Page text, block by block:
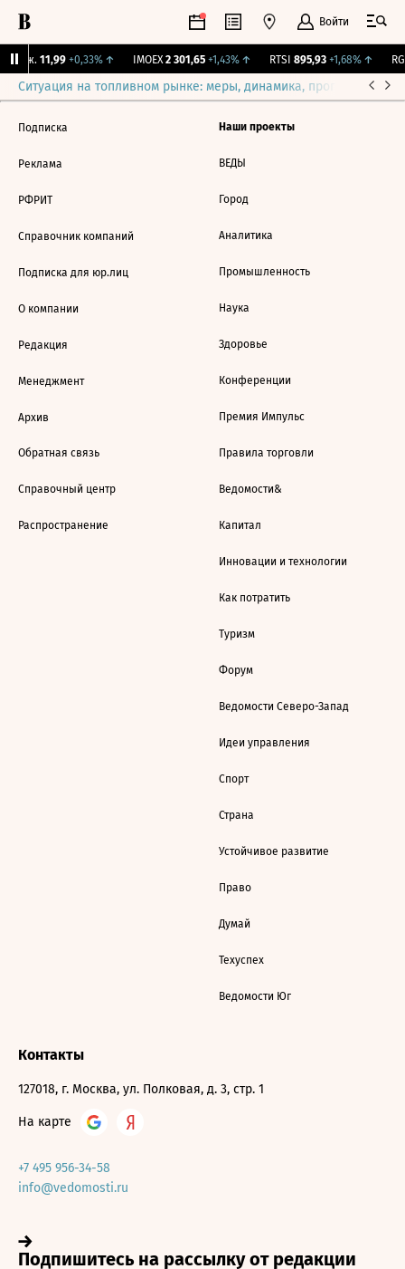
Войти
Бирж. 11,99 +0,33%↑ IMOEX 2 301,65 +1,43%↑ RTSI 895,93 +1,68%↑
Ситуация на топливном рынке: меры, динамика, прогнозы
Подписка
Реклама
РФРИТ
Справочник компаний
Подписка для юр.лиц
О компании
Редакция
Менеджмент
Архив
Обратная связь
Справочный центр
Распространение
Наши проекты
ВЕДЫ
Город
Аналитика
Промышленность
Наука
Здоровье
Конференции
Премия Импульс
Правила торговли
Ведомости&
Капитал
Инновации и технологии
Как потратить
Туризм
Форум
Ведомости Северо-Запад
Идеи управления
Спорт
Страна
Устойчивое развитие
Право
Думай
Техуспех
Ведомости Юг
Контакты
127018, г. Москва, ул. Полковая, д. 3, стр. 1
На карте
+7 495 956-34-58
info@vedomosti.ru